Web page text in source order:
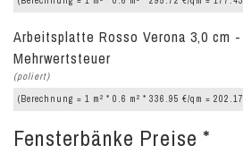
Arbeitsplatte Rosso Verona 3,0 cm
Mehrwertsteuer
(poliert)
(Berechnung = 1 m 2 * 0.6 m 2 * 336.95 €/qm =
Fensterbänke Preise *